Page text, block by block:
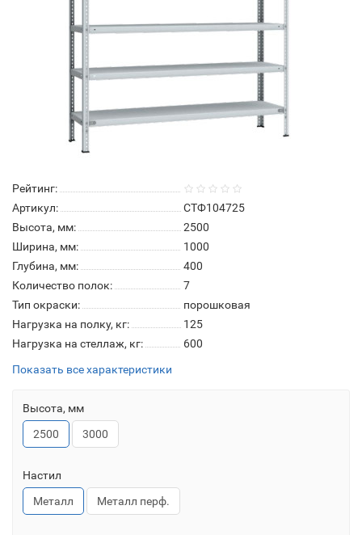
Рейтинг:
Артикул:
СТФ104725
Высота, мм:
2500
Ширина, мм:
1000
Глубина, мм:
400
Количество полок:
7
Тип окраски:
порошковая
Нагрузка на полку, кг:
125
Нагрузка на стеллаж, кг:
600
Показать все характеристики
Высота, мм
2500
3000
Настил
Металл
Металл перф.